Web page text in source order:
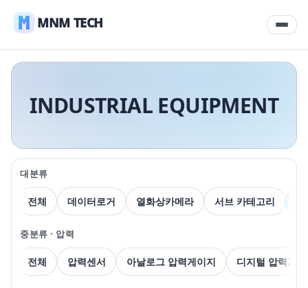
MNM TECH
INDUSTRIAL EQUIPMENT
대분류
전체 데이터로거 열화상카메라 서브 카테고리
중분류 · 압력
전체 압력센서 아날로그 압력게이지 디지털 압력게